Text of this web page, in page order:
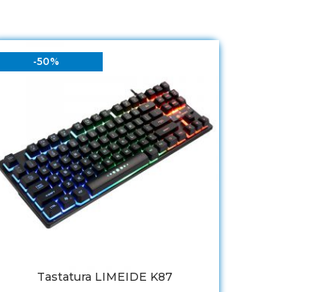
-50%
Tastatura LIMEIDE K87